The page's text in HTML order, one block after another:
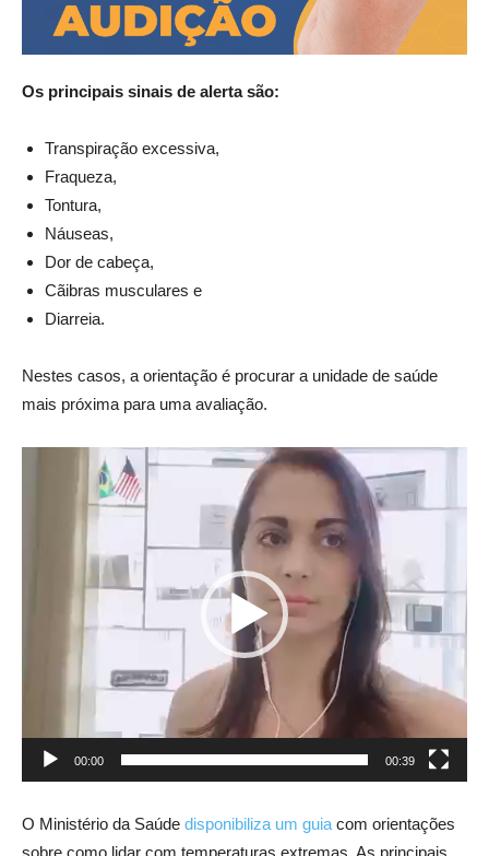
Os principais sinais de alerta são:
Transpiração excessiva,
Fraqueza,
Tontura,
Náuseas,
Dor de cabeça,
Cãibras musculares e
Diarreia.
Nestes casos, a orientação é procurar a unidade de saúde
mais próxima para uma avaliação.
00:00 00:39
O Ministério da Saúde disponibiliza um guia com orientações